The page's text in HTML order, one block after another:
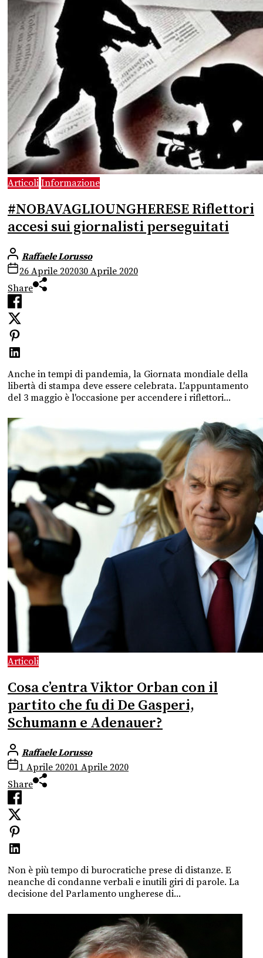
Articoli Informazione
#NOBAVAGLIOUNGHERESE Riflettori
accesi sui giornalisti perseguitati
Raffaele Lorusso
26 Aprile 202030 Aprile 2020
Share
Anche in tempi di pandemia, la Giornata mondiale della
libertà di stampa deve essere celebrata. L'appuntamento
del 3 maggio è l'occasione per accendere i riflettori...
Articoli
Cosa c’entra Viktor Orban con il
partito che fu di De Gasperi,
Schumann e Adenauer?
Raffaele Lorusso
1 Aprile 20201 Aprile 2020
Share
Non è più tempo di burocratiche prese di distanze. E
neanche di condanne verbali e inutili giri di parole. La
decisione del Parlamento ungherese di...